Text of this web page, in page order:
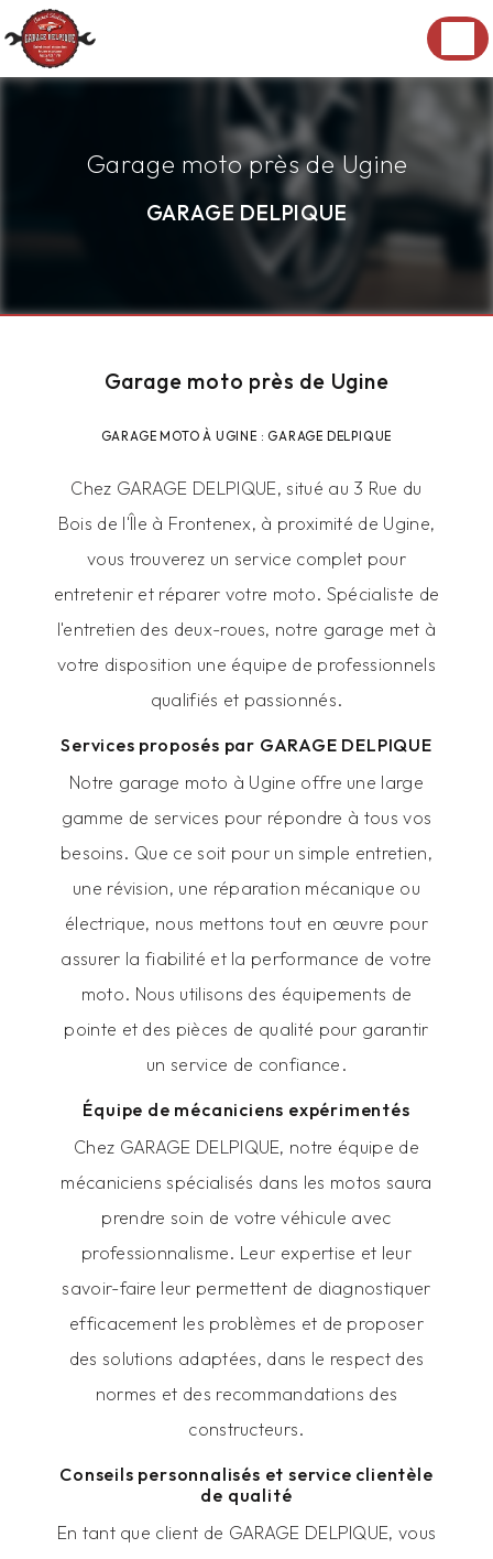
Garage moto près de Ugine
GARAGE DELPIQUE
Garage moto près de Ugine
GARAGE MOTO À UGINE : GARAGE DELPIQUE
Chez GARAGE DELPIQUE, situé au 3 Rue du
Bois de l'Île à Frontenex, à proximité de Ugine,
vous trouverez un service complet pour
entretenir et réparer votre moto. Spécialiste de
l'entretien des deux-roues, notre garage met à
votre disposition une équipe de professionnels
qualifiés et passionnés.
Services proposés par GARAGE DELPIQUE
Notre garage moto à Ugine offre une large
gamme de services pour répondre à tous vos
besoins. Que ce soit pour un simple entretien,
une révision, une réparation mécanique ou
électrique, nous mettons tout en œuvre pour
assurer la fiabilité et la performance de votre
moto. Nous utilisons des équipements de
pointe et des pièces de qualité pour garantir
un service de confiance.
Équipe de mécaniciens expérimentés
Chez GARAGE DELPIQUE, notre équipe de
mécaniciens spécialisés dans les motos saura
prendre soin de votre véhicule avec
professionnalisme. Leur expertise et leur
savoir-faire leur permettent de diagnostiquer
efficacement les problèmes et de proposer
des solutions adaptées, dans le respect des
normes et des recommandations des
constructeurs.
Conseils personnalisés et service clientèle
de qualité
En tant que client de GARAGE DELPIQUE, vous
Panneau de gestion des cookies